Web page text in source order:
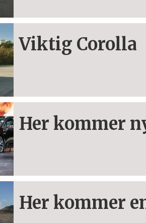
Viktig Corolla
Her kommer
Her kommer